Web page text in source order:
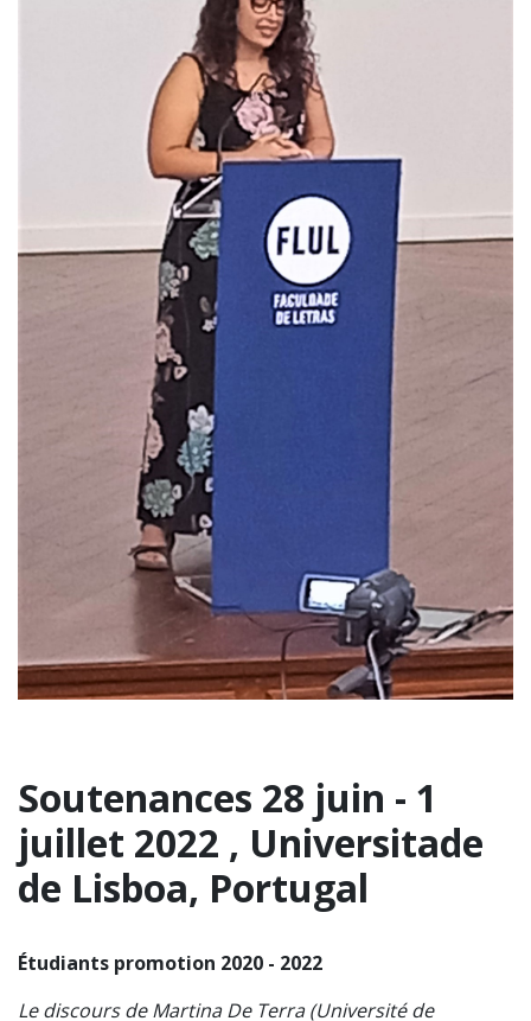
Soutenances 28 juin - 1
juillet 2022 , Universitade
de Lisboa, Portugal
Étudiants promotion 2020 - 2022
Le discours de Martina De Terra (Université de